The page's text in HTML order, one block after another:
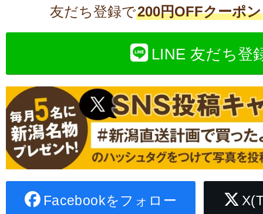
友だち登録で200円OFFクーポン
LINE 友だち登
Facebookをフォロー